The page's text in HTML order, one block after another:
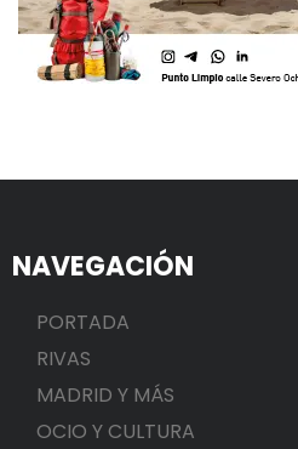
NAVEGACIÓN
PORTADA
RIVAS
MADRID Y MÁS
OCIO Y CULTURA